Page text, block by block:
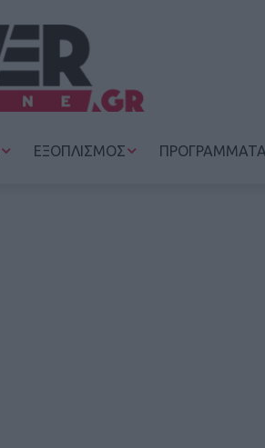
ΕΞΟΠΛΙΣΜΟΣ ΠΡΟΓΡΑΜΜΑΤΑ